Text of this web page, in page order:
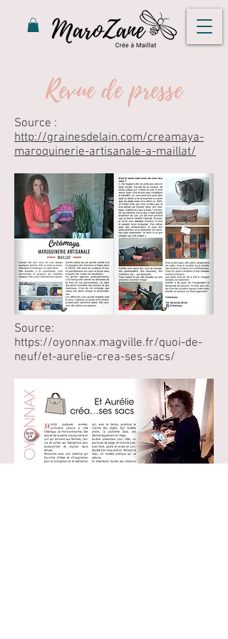
Revue de presse
Source :
http://grainesdelain.com/creamaya-
maroquinerie-artisanale-a-maillat/
Source:
https://oyonnax.magville.fr/quoi-de-
neuf/et-aurelie-crea-ses-sacs/